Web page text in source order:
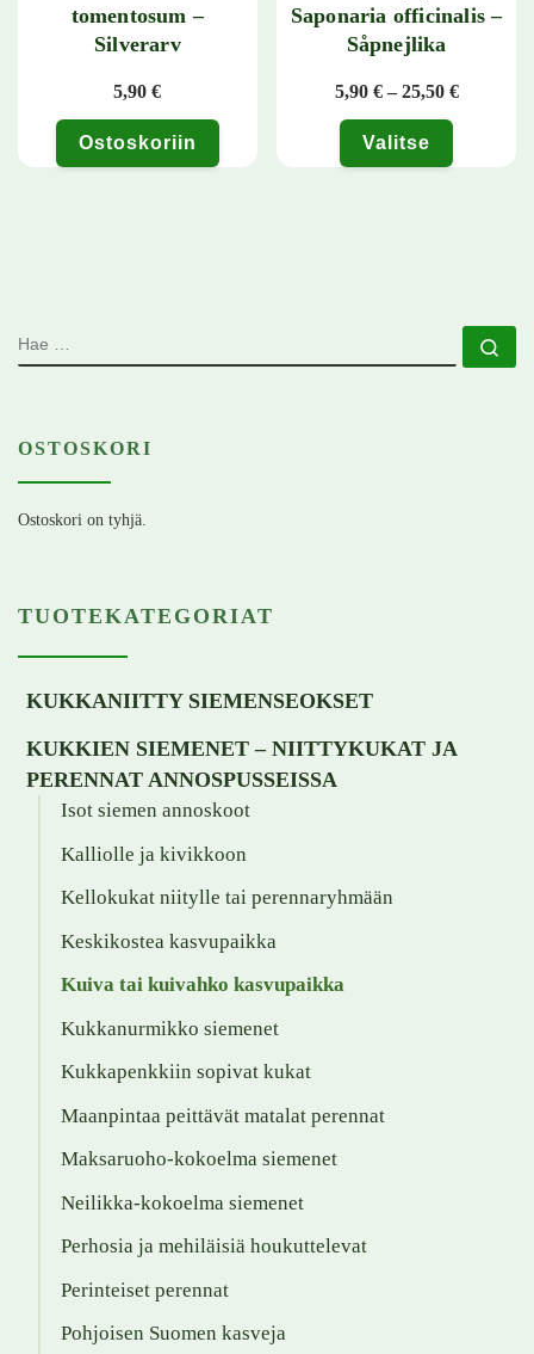
tomentosum –
Silverarv
5,90€
Ostoskoriin
Saponaria officinalis –
Såpnejlika
5,90 € – 25,50 €
Valitse
HAE
OSTOSKORI
Ostoskori on tyhjä.
TUOTEKATEGORIAT
KUKKANIITTY SIEMENSEOKSET
KUKKIEN SIEMENET – NIITTYKUKAT JA
PERENNAT ANNOSPUSSEISSA
Isot siemen annoskoot
Kalliolle ja kivikkoon
Kellokukat niitylle tai perennaryhmään
Keskikostea kasvupaikka
Kuiva tai kuivahko kasvupaikka
Kukkanurmikko siemenet
Kukkapenkkiin sopivat kukat
Maanpintaa peittävät matalat perennat
Maksaruoho-kokoelma siemenet
Neilikka-kokoelma siemenet
Perhosia ja mehiläisiä houkuttelevat
Perinteiset perennat
Pohjoisen Suomen kasveja